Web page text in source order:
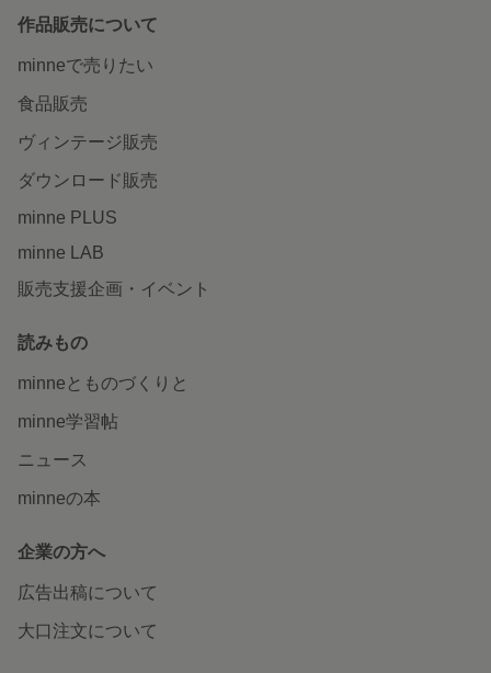
作品販売について
minneで売りたい
食品販売
ヴィンテージ販売
ダウンロード販売
minne PLUS
minne LAB
販売支援企画・イベント
読みもの
minneとものづくりと
minne学習帖
ニュース
minneの本
企業の方へ
広告出稿について
大口注文について